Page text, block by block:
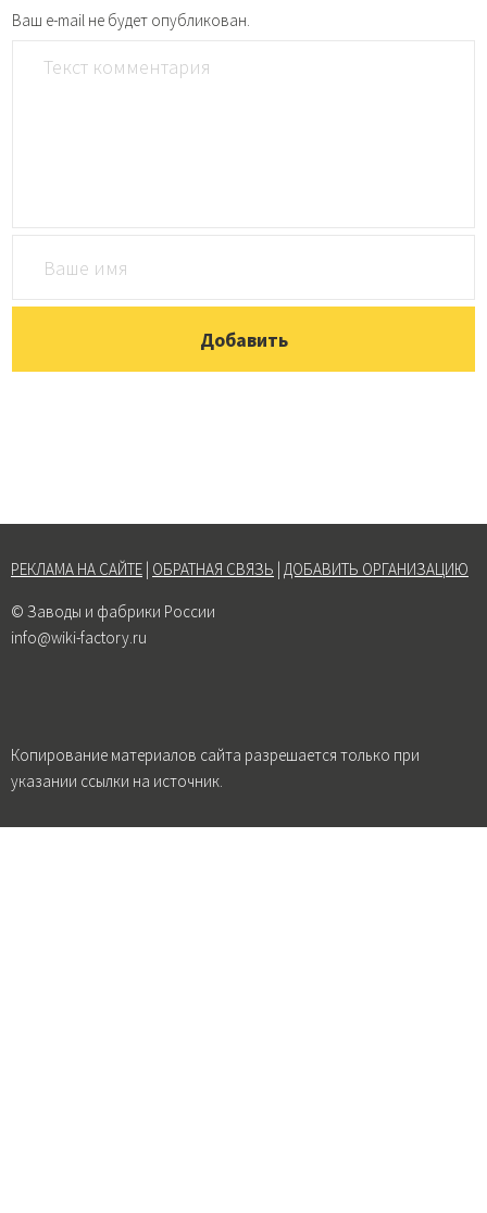
Ваш e-mail не будет опубликован.
РЕКЛАМА НА САЙТЕ ОБРАТНАЯ СВЯЗЬ ДОБАВИТЬ ОРГАНИЗАЦИЮ
© Заводы и фабрики России
info@wiki-factory.ru
Копирование материалов сайта разрешается только при
указании ссылки на источник.